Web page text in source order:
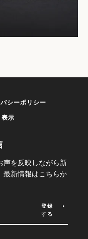
シーポリシー
示
を反映しながら新
新情報はこちらか
登録
する